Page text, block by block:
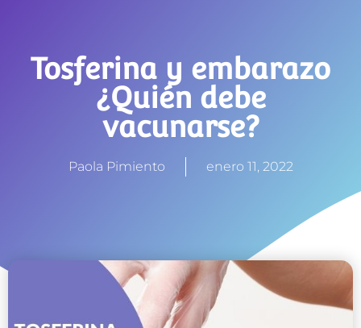
Tosferina y embarazo
¿Quién debe
vacunarse?
Paola Pimiento enero 11, 2022